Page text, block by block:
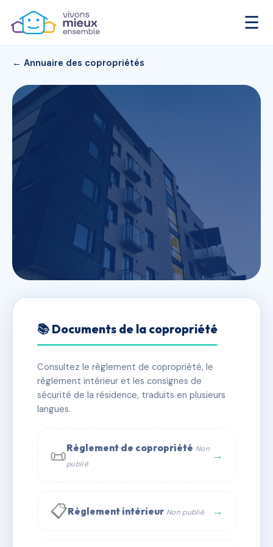
☰
← Annuaire des copropriétés
SDC LE PARC DES SENTEURS
LAGNIEU
📍 31B r charles de gaulle 01150 LAGNIEU
✓ Immatriculée 🏠 25 lots 🏗 3 bâtiment(s)
📞 Contacter Syndic Digital 💬 WhatsApp
✉ Email
📚 Documents de la copropriété
Consultez le règlement de copropriété, le
règlement intérieur et les consignes de
sécurité de la résidence, traduits en plusieurs
langues.
📜Règlement de copropriété Non
publié
→
📋Règlement intérieur Non publié →